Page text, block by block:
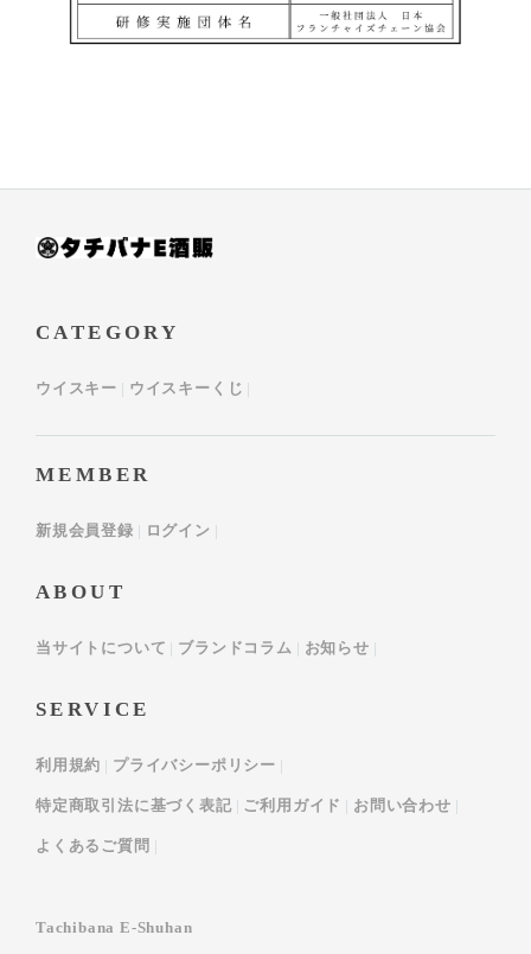
CATEGORY
ウイスキー ウイスキーくじ
MEMBER
新規会員登録 ログイン
ABOUT
当サイトについて ブランドコラム お知らせ
SERVICE
利用規約 プライバシーポリシー
特定商取引法に基づく表記 ご利用ガイド お問い合わせ
よくあるご質問
Tachibana E-Shuhan